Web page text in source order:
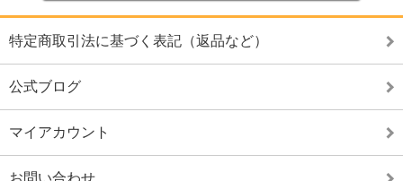
特定商取引法に基づく表記（返品など）
公式ブログ
マイアカウント
お問い合わせ